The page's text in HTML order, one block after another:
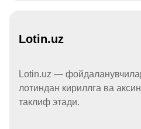
Lotin.uz
Lotin.uz —
лотиндан кириллга ва
таклиф этади.